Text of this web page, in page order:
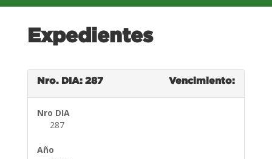
Expedientes
Nro. DIA: 287 Vencimiento:
Nro DIA
287
Año